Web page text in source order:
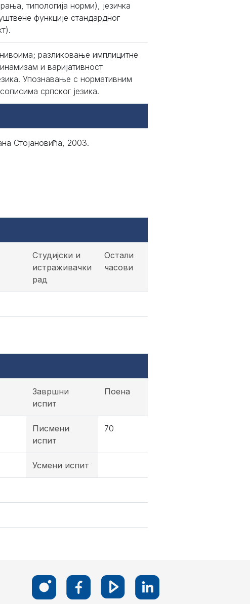
типологија норми), језичка
функције стандардног
разликовање имплицитне
и варијативност
Упознавање с нормативним
српског језика.
Стојановића, 2003.
Студијски и
истраживачки
рад
Остали
часови
Завршни
испит
Поена
Писмени
испит
70
Усмени испит